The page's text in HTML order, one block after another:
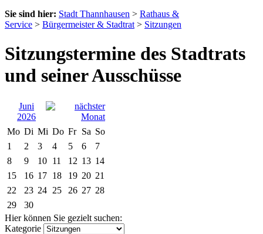
Sie sind hier: Stadt Thannhausen > Rathaus &
Service > Bürgermeister & Stadtrat > Sitzungen
Sitzungstermine des Stadtrats
und seiner Ausschüsse
Juni
2026
Mo Di Mi Do Fr Sa So
1
2 3 4 5 6
7
8
9 10 11 12 13 14
15
16 17 18 19 20 21
22
23 24 25 26 27 28
29
30
Hier können Sie gezielt suchen:
Kategorie